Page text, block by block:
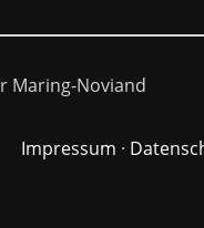
Maring-Noviand
Impressum ·